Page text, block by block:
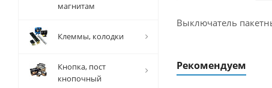
Выключатель
Рекомендуем
магнитам
Клеммы, колодки
Кнопка, пост
кнопочный